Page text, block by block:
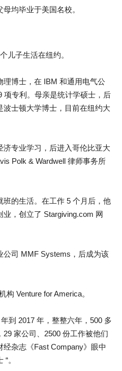
均毕业于美国名校。
儿子生活在纽约。
博士，在 IBM 和通用电气公
项专利。母亲是统计学硕士，后
士顿大学博士，目前在纽约大
专业学习，后进入哥伦比亚大
Polk & Wardwell 律师事务所
的生活。在工作 5 个月后，他
，创立了 Stargiving.com 网
公司 MMF Systems，后成为该
构 Venture for America。
到 2017 年，整整六年，500 多
家公司、2500 份工作被他们
杂志《Fast Company》眼中
。